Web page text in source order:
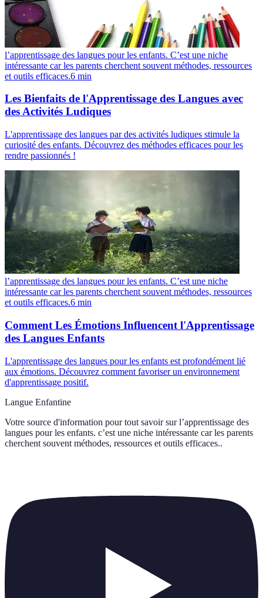
l’apprentissage des langues pour les enfants. C’est une niche
intéressante car les parents cherchent souvent méthodes, ressources
et outils efficaces.6 min
Les Bienfaits de l'Apprentissage des Langues avec
des Activités Ludiques
L'apprentissage des langues par des activités ludiques stimule la
curiosité des enfants. Découvrez des méthodes efficaces pour les
rendre passionnés !
l’apprentissage des langues pour les enfants. C’est une niche
intéressante car les parents cherchent souvent méthodes, ressources
et outils efficaces.6 min
Comment Les Émotions Influencent l'Apprentissage
des Langues Enfants
L'apprentissage des langues pour les enfants est profondément lié
aux émotions. Découvrez comment favoriser un environnement
d'apprentissage positif.
Langue Enfantine
Votre source d'information pour tout savoir sur l’apprentissage des
langues pour les enfants. c’est une niche intéressante car les parents
cherchent souvent méthodes, ressources et outils efficaces..